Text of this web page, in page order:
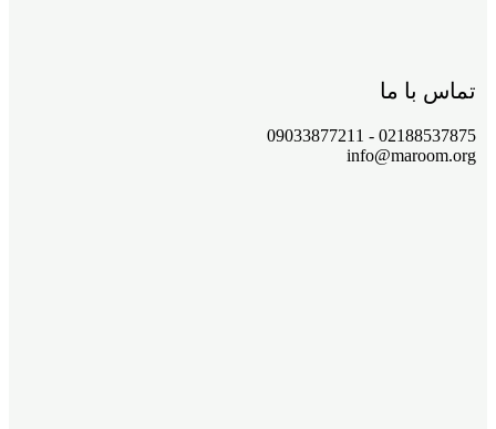
تماس با ما
02188537875 - 09033877211
info@maroom.org